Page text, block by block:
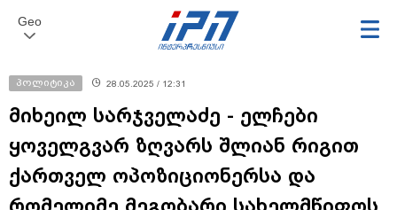
Geo
პოლიტიკა 28.05.2025 / 12:31
მიხეილ სარჯველაძე - ელჩები
ყოველგვარ ზღვარს შლიან რიგით
ქართველ ოპოზიციონერსა და